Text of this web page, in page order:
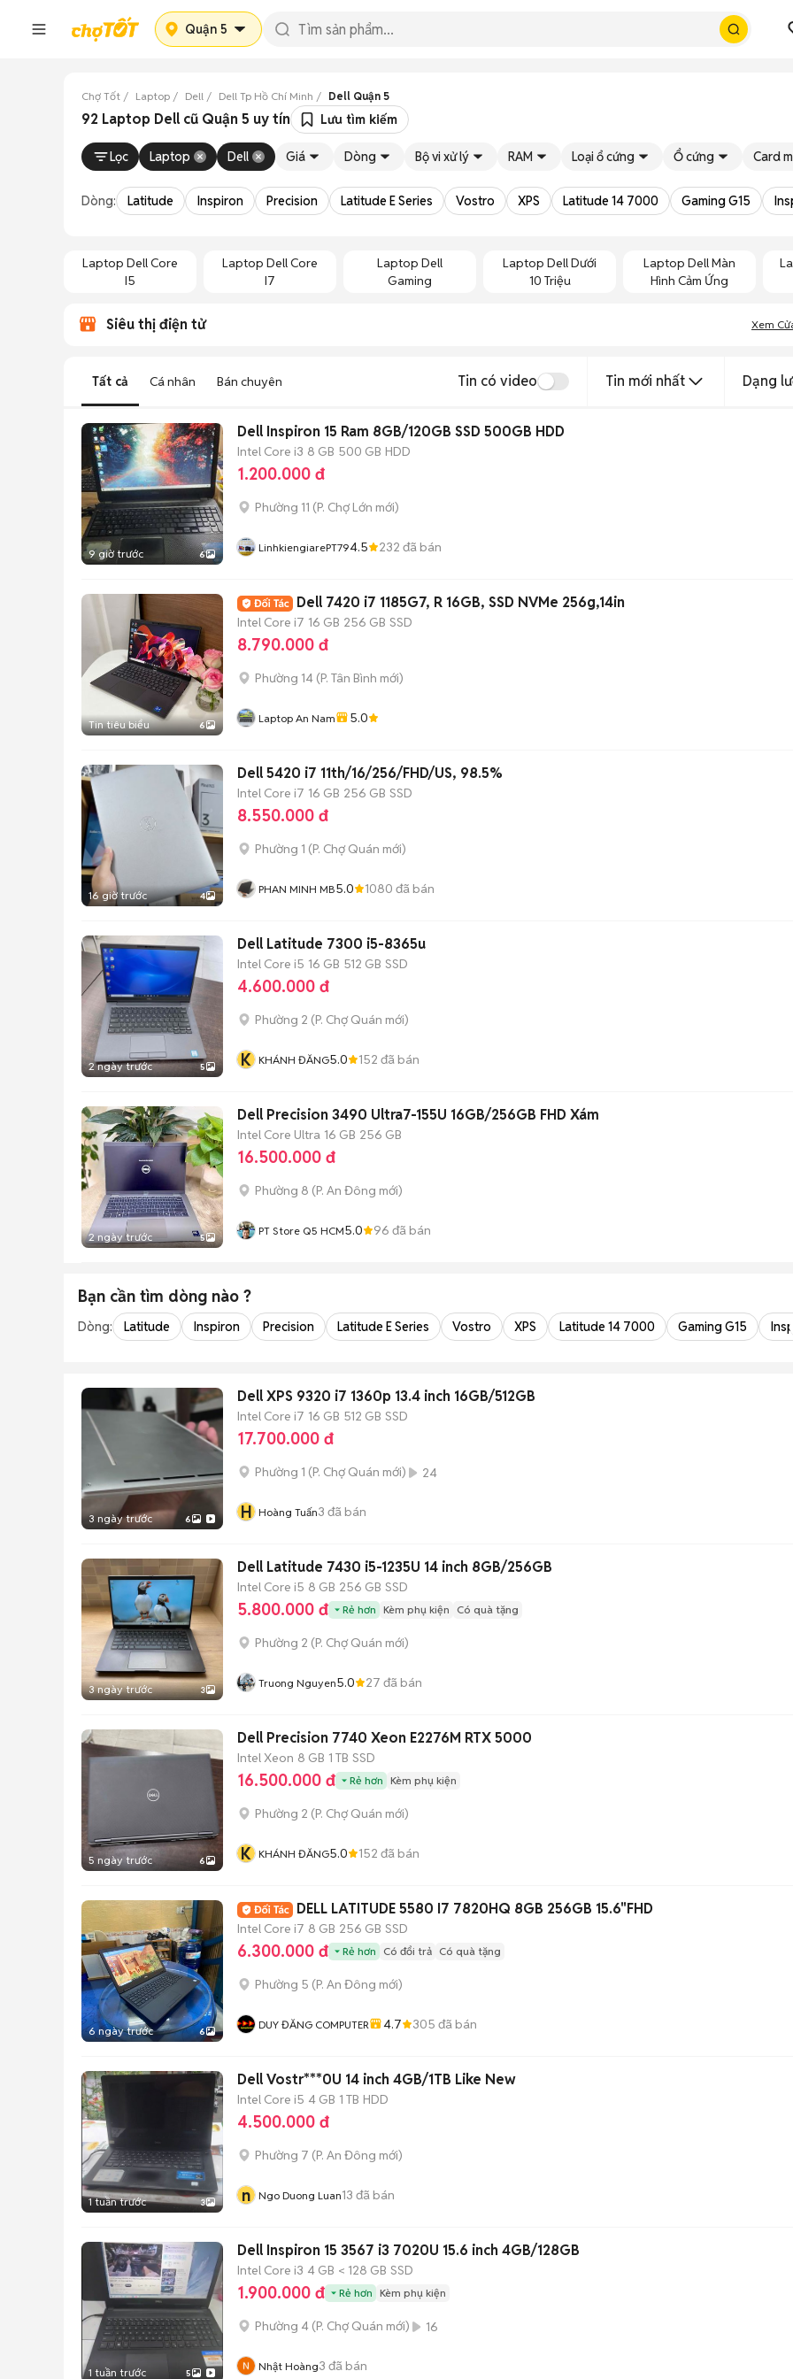
Quận 5
Chợ Tốt Laptop Dell Dell Tp Hồ Chí Minh Dell Quận 5
92 Laptop Dell cũ Quận 5 uy tín Lưu tìm kiếm
Lọc Laptop Dell Giá Dòng Bộ vi xử lý RAM Loại ổ cứng Ổ cứng Card
Dòng: Latitude Inspiron Precision Latitude E Series Vostro XPS Latitude 14 7000 Gaming G15
Laptop Dell Core
I5
Laptop Dell Core
I7
Laptop Dell
Gaming
Laptop Dell Dưới
10 Triệu
Laptop Dell Màn
Hình Cảm Ứng
Siêu thị điện tử Xem
Tất cả Cá nhân Bán chuyên Tin có video Tin mới nhất Dạng
9 giờ trước 6
Dell Inspiron 15 Ram 8GB/120GB SSD 500GB HDD
Intel Core i3 8 GB 500 GB HDD
1.200.000 đ
Phường 11 (P. Chợ Lớn mới)
LinhkiengiarePT794.5 232 đã bán
Tin tiêu biểu 6
Dell 7420 i7 1185G7, R 16GB, SSD NVMe 256g,14in
Intel Core i7 16 GB 256 GB SSD
8.790.000 đ
Phường 14 (P. Tân Bình mới)
Laptop An Nam 5.0
16 giờ trước 4
Dell 5420 i7 11th/16/256/FHD/US, 98.5%
Intel Core i7 16 GB 256 GB SSD
8.550.000 đ
Phường 1 (P. Chợ Quán mới)
PHAN MINH MB5.0 1080 đã bán
2 ngày trước 5
Dell Latitude 7300 i5-8365u
Intel Core i5 16 GB 512 GB SSD
4.600.000 đ
Phường 2 (P. Chợ Quán mới)
K KHÁNH ĐĂNG5.0 152 đã bán
2 ngày trước 5
Dell Precision 3490 Ultra7-155U 16GB/256GB FHD Xám
Intel Core Ultra 16 GB 256 GB
16.500.000 đ
Phường 8 (P. An Đông mới)
PT Store Q5 HCM5.0 96 đã bán
Bạn cần tìm dòng nào ?
Dòng: Latitude Inspiron Precision Latitude E Series Vostro XPS Latitude 14 7000 Gaming G15
3 ngày trước 6
Dell XPS 9320 i7 1360p 13.4 inch 16GB/512GB
Intel Core i7 16 GB 512 GB SSD
17.700.000 đ
Phường 1 (P. Chợ Quán mới) 24
H Hoàng Tuấn3 đã bán
3 ngày trước 3
Dell Latitude 7430 i5-1235U 14 inch 8GB/256GB
Intel Core i5 8 GB 256 GB SSD
5.800.000 đ Rẻ hơn Kèm phụ kiện Có quà tặng
Phường 2 (P. Chợ Quán mới)
Truong Nguyen5.0 27 đã bán
5 ngày trước 6
Dell Precision 7740 Xeon E2276M RTX 5000
Intel Xeon 8 GB 1 TB SSD
16.500.000 đ Rẻ hơn Kèm phụ kiện
Phường 2 (P. Chợ Quán mới)
K KHÁNH ĐĂNG5.0 152 đã bán
6 ngày trước 6
DELL LATITUDE 5580 I7 7820HQ 8GB 256GB 15.6"FHD
Intel Core i7 8 GB 256 GB SSD
6.300.000 đ Rẻ hơn Có đổi trả Có quà tặng
Phường 5 (P. An Đông mới)
DUY ĐĂNG COMPUTER 4.7 305 đã bán
1 tuần trước 3
Dell Vostr***0U 14 inch 4GB/1TB Like New
Intel Core i5 4 GB 1 TB HDD
4.500.000 đ
Phường 7 (P. An Đông mới)
n Ngo Duong Luan13 đã bán
1 tuần trước 5
Dell Inspiron 15 3567 i3 7020U 15.6 inch 4GB/128GB
Intel Core i3 4 GB < 128 GB SSD
1.900.000 đ Rẻ hơn Kèm phụ kiện
Phường 4 (P. Chợ Quán mới) 16
Nhật Hoàng3 đã bán